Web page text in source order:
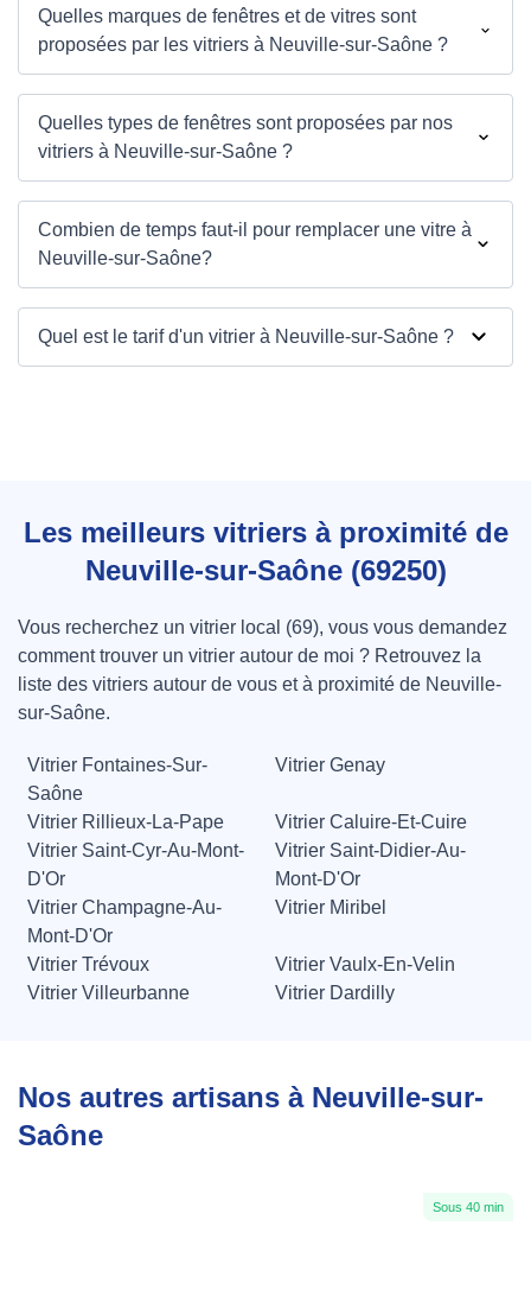
Quelles marques de fenêtres et de vitres sont
proposées par les vitriers à Neuville-sur-Saône ?
Quelles types de fenêtres sont proposées par nos
vitriers à Neuville-sur-Saône ?
Combien de temps faut-il pour remplacer une vitre à
Neuville-sur-Saône?
Quel est le tarif d'un vitrier à Neuville-sur-Saône ?
Les meilleurs vitriers à proximité de
Neuville-sur-Saône (69250)
Vous recherchez un vitrier local (69), vous vous demandez
comment trouver un vitrier autour de moi ? Retrouvez la
liste des vitriers autour de vous et à proximité de Neuville-
sur-Saône.
Vitrier Fontaines-Sur-
Saône
Vitrier Genay
Vitrier Rillieux-La-Pape
Vitrier Caluire-Et-Cuire
Vitrier Saint-Cyr-Au-Mont-
D'Or
Vitrier Saint-Didier-Au-
Mont-D'Or
Vitrier Champagne-Au-
Mont-D'Or
Vitrier Miribel
Vitrier Trévoux
Vitrier Vaulx-En-Velin
Vitrier Villeurbanne
Vitrier Dardilly
Nos autres artisans à Neuville-sur-
Saône
Sous 40 min